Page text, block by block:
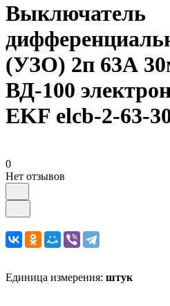
Выключатель
(УЗО) 2п 63А
ВД-100
EKF elcb-2-63-
0
Нет отзывов
Единица измерения: штук